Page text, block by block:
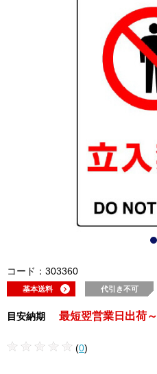
コード：303360
基本送料 代引き不可
目安納期 最短翌営業日出荷～
(0)